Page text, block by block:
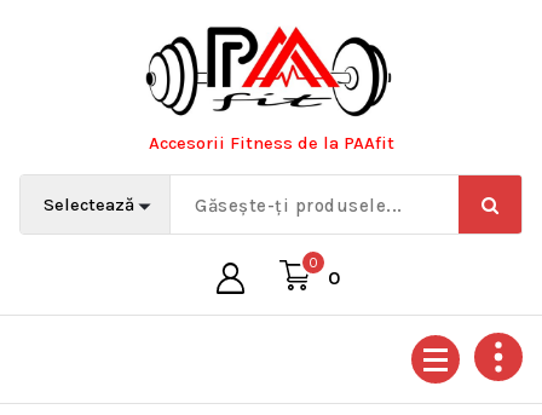
Accesorii Fitness de la PAAfit
0
0